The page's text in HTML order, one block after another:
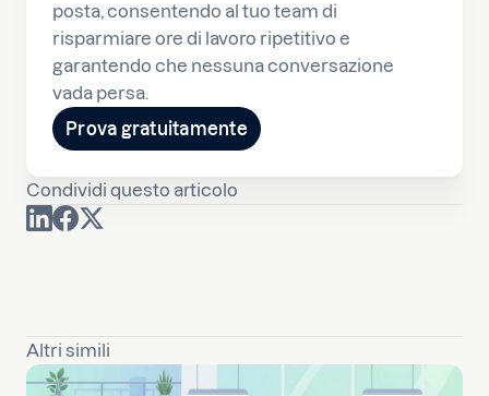
posta, consentendo al tuo team di
risparmiare ore di lavoro ripetitivo e
garantendo che nessuna conversazione
vada persa.
Prova gratuitamente
Condividi questo articolo
Altri simili